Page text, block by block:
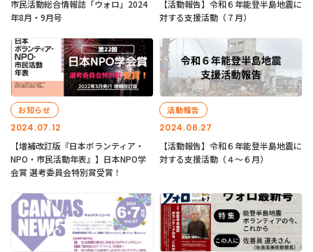
市民活動総合情報誌「ウォロ」2024
年8月・9月号
【活動報告】令和６年能登半島地震に
対する支援活動（７月）
2024.07.12
お知らせ
【増補改訂版『日本ボランティア・
NPO・市民活動年表』】日本NPO学
会賞 選考委員会特別賞受賞！
2024.06.27
活動報告
【活動報告】令和６年能登半島地震に
対する支援活動（４〜６月）